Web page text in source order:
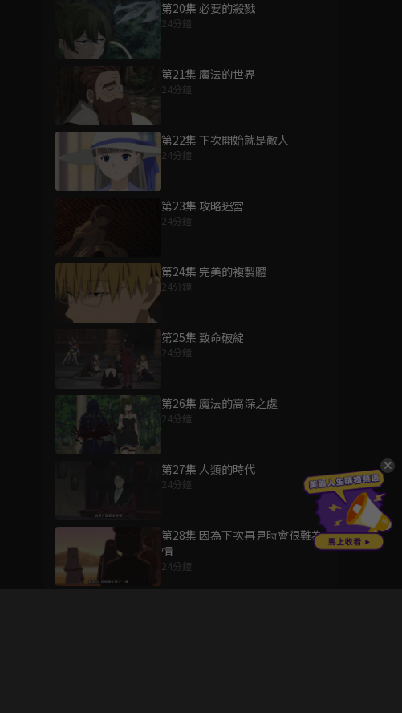
第20集 必要的殺戮
24分鐘
第21集 魔法的世界
24分鐘
第22集 下次開始就是敵人
24分鐘
第23集 攻略迷宮
24分鐘
第24集 完美的複製體
24分鐘
第25集 致命破綻
24分鐘
第26集 魔法的高深之處
24分鐘
第27集 人類的時代
24分鐘
第28集 因為下次再見時會很難為
情
24分鐘